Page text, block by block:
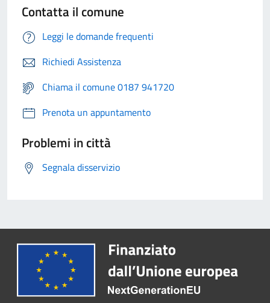
Contatta il comune
Leggi le domande frequenti
Richiedi Assistenza
Chiama il comune 0187 941720
Prenota un appuntamento
Problemi in città
Segnala disservizio